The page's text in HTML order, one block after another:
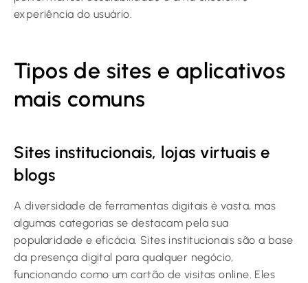
experiência do usuário.
Tipos de sites e aplicativos
mais comuns
Sites institucionais, lojas virtuais e
blogs
A diversidade de ferramentas digitais é vasta, mas
algumas categorias se destacam pela sua
popularidade e eficácia. Sites institucionais são a base
da presença digital para qualquer negócio,
funcionando como um cartão de visitas online. Eles